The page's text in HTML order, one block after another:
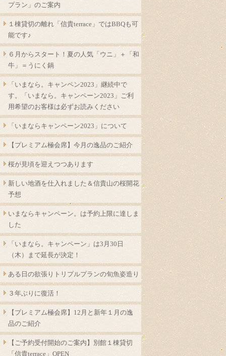
プラン」のご案内
１棟貸切の離れ「信貴terrace」ではBBQも可
能です♪
６月からスタート！夏の人気「ウニ」＋「和
牛」＝うにく鍋
「いまなら。キャンペン2023」継続中で
す。「いまなら。キャンペーン2023」ご利
用希望のお客様は必ずお読みください
「いまならキャンペーン2023」について
【プレミアム極会席】今月の逸品のご紹介
桜が見頃を迎えつつあります
新しい地酒を仕入れました＆信貴山の桜開花
予想
いまならキャンペーン。は予約上限に達しま
した
「いまなら。キャンペーン」は3月30日
（木）まで延長が決定！
ある日の欲張りトリプルプランの旬魚姿造り
３年ぶりに復活！
【プレミアム極会席】12月と新年１月の逸
品のご紹介
【ご予約受付開始のご案内】別館１棟貸切
「信貴terrace」OPEN